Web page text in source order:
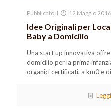
Pubblicato il 12 Maggio 2016
Idee Originali per
Baby a Domicilio
Una start up innovativa
domicilio per la prima
organici certificati, a km0 e